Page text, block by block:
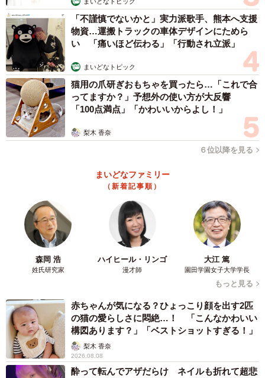
5/16
【漫画】「バイト先の飲み会外しの話」⑦（提供：あさのゆきこさん）
飲み会があることを知らなくて「えっ…（誘われてな
い！）」になったＡさんに、「幹事が連絡忘れたんやな
ぁ、あとで言うたらなあかんな。Ａさん用事ある？なかっ
たら一緒に行こ！」と連れて来たと社員子さん。
あさのさんは、もしかしたら社員子さんはＡさんが外さ
「不謹慎でないかと」実力派歌手、熊本へ支援
物資…運搬トラックの車体デザインにためら
い 「痛いほど伝わる」「行動され立派」
まいどなトピック
猫用の爪研ぎおもちゃを買ったら…「これで合
ってますか？」予想外の使い方が大反響
「100点満点」「かわいいからよし！」
梨木 香奈
６位以降を見る
まいどなファミリー
（新着記事順）
森岡 浩
姓氏研究家
ハイヒール・リンゴ
漫才師
大江 篤
園田学園女子大学学長
もっと見る
赤ちゃんが気になる？ひょっこり顔を出す2匹
の猫の愛らしさに悶絶…！ 「こんなかわいい
構図あります？」「ベストショットすぎる！」
梨木 香奈
2026.08.08
酔って転んでアザだらけ ネイルも折れて超悲